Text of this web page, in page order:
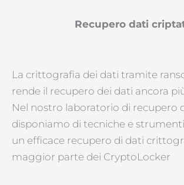
Recupero dati
La crittografia dei dati tramite
rende il recupero dei dati ancora
Nel nostro laboratorio di recupero
disponiamo di tecniche e
un efficace recupero di dati
maggior parte dei CryptoLocker